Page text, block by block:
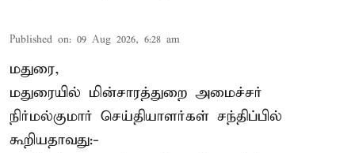
Published on: 09 Aug 2026, 6:28 am
மதுரை,
மதுரையில் மின்சாரத்துறை அமைச்சர்
நிர்மல்குமார் செய்தியாளர்கள் சந்திப்பில்
கூறியதாவது:-